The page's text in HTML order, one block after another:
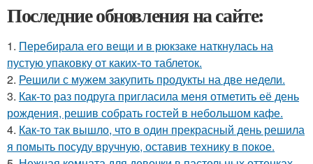
Последние обновления на сайте:
1. Перебирала его вещи и в рюкзаке наткнулась на
пустую упаковку от каких-то таблеток.
2. Решили с мужем закупить продукты на две недели.
3. Как-то раз подруга пригласила меня отметить её день
рождения, решив собрать гостей в небольшом кафе.
4. Как-то так вышло, что в один прекрасный день решила
я помыть посуду вручную, оставив технику в покое.